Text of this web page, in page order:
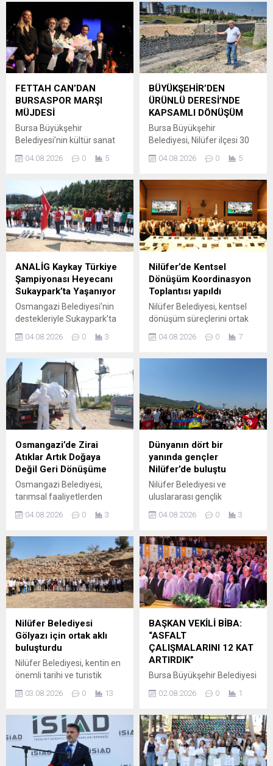
Gösterimleri” kapsamında
bu kez Veysel Karani
Mahallesi’nde kurulan dev
ekranda çocuklar ve aileleri
açık havada sinema keyfi
yaşadı. Osmangazi’de
yaşayan her kesimden
vatandaşa yönelik sosyal ve
kültürel etkinliklerini
Belediyesi, yaz tatilinde
çocukları sinemayla
buluşturmaya...
Deniz Dalgıç,
Mustafakemalpaşa
Belediye Başkanı Şükrü
Erdem, Harmancık Belediye
Başkanı Haşim Ali Arıkan
belediye meclis üyeleriyle
birlikte Heykel’deki Atatürk
Anıtı’nda CHP’den istifa
ederek YENİ Parti’ye geçti.
Heykel Atatürk Anıtı önünde
düzenlenen basın...
FETTAH CAN’DAN
BURSASPOR MARŞI
MÜJDESİ
Bursa Büyükşehir
Belediyesi’nin kültür sanat
vizyonunu yansıtan
Uluslararası Bursa
Bursalı sevilen sanatçı
Fettah Can, müzikseverlere
unutulmaz bir gece yaşattığı
konserde bir de sürprize
imza atarak Bursaspor için
özel bestelediği marşı ilk
kez söyledi. Büyükşehir
Belediyesi adına Bursa
Kültür Sanat ve Turizm
Vakfı (BKSTV) tarafından bu
yıl 64’üncüsü...
04.08.2026 0 5
BÜYÜKŞEHİR’DEN
ÜRÜNLÜ DERESİ’NDE
KAPSAMLI DÖNÜŞÜM
Bursa Büyükşehir
Belediyesi, Nilüfer ilçesi 30
Ağustos Zafer
Mahallesi’nde bulunan
çalışmasıyla eş zamanlı
olarak yol genişletme ve
çevre düzenlemesi
gerçekleştiriyor. Büyükşehir
Belediyesi, BUSKİ Genel
Müdürlüğü, Ulaşım Dairesi
Başkanlığı ile Park ve
Bahçeler Dairesi Başkanlığı
koordinasyonunda 30
Ağustos Zafer
Mahallesi’nde kapsamlı bir
dönüşüm hamlesi yürütüyor.
BUSKİ ekipleri, Ürünlü...
04.08.2026 0 5
ANALİG Kaykay Türkiye
Şampiyonası Heyecanı
Sukaypark’ta Yaşanıyor
Osmangazi Belediyesi’nin
destekleriyle Sukaypark’ta
Yıldızlar Ligi (ANALİG)
Şampiyonası’nda 12 ilden 99
genç sporcu, Türkiye
şampiyonluğu ve milli takım
yolunda önemli bir adım
atabilmek için kıyasıya
mücadele ediyor. Bursa’nın
önemli spor merkezlerinden
biri olan Sukaypark, bu kez
adrenalin ve heyecan dolu
kaykay yarışlarına ev
sahipliği yapıyor. Gençlik...
04.08.2026 0 3
Nilüfer’de Kentsel
Dönüşüm Koordinasyon
Toplantısı yapıldı
Nilüfer Belediyesi, kentsel
dönüşüm süreçlerini ortak
model oluşturmak amacıyla
katıldığı toplantıda, şeffaf
ve katılımcı bir yol haritası
ele alındı. Nilüfer Belediyesi,
kentsel dönüşüm
stratejilerini belirlemek ve
yol haritası oluşturmak
amacıyla Kentsel Dönüşüm
Koordinasyon Toplantısı...
04.08.2026 0 7
Osmangazi’de Zirai
Atıklar Artık Doğaya
Değil Geri Dönüşüme
Osmangazi Belediyesi,
tarımsal faaliyetlerden
kaynaklanan çevre kirliliğini
önlemek amacıyla kırsal
sulama ve ilaçlama su
dolum noktalarına zirai atık
dönüşüm konteynerleri
yerleştirerek, zirai ilaç
ambalajlarının güvenli
şekilde toplanmasını
sağlayacak çevreci
uygulamayı hayata geçirdi.
Osmangazi Belediyesi,
çevrenin korunması ve
sürdürülebilir tarımsal
üretimin desteklenmesi
amacıyla hayata geçirdiği
yenisini...
04.08.2026 0 3
Dünyanın dört bir
yanında gençler
Nilüfer’de buluştu
Nilüfer Belediyesi ve
uluslararası gençlik
organizasyonu AIESEC iş
birliğiyle düzenlenen “Top of
kampında, farklı ülkelerden
gelen değişim öğrencileri ve
Türk gençler Fadıllı’da bir
araya geldi. Nilüfer
Belediyesi ve AIESEC iş
birliğiyle hayata geçirilen
“Top of the Mountain (TOM)
26” kamp etkinliği, Nilüfer
Belediyesi Fadıllı Havacılık
ve...
04.08.2026 0 3
Nilüfer Belediyesi
Gölyazı için ortak aklı
buluşturdu
Nilüfer Belediyesi, kentin en
önemli tarihi ve turistik
Gölyazı için çalıştay
Panteleimon Kilisesi’ndeki
çalıştayda bölgenin
arkeolojik değerleri ve doğal
güzellikleriyle dünya
03.08.2026 0 13
BAŞKAN VEKİLİ BİBA:
“ASFALT
ÇALIŞMALARINI 12 KAT
ARTIRDIK”
Bursa Büyükşehir Belediyesi
göreve geldiği 10 Nisan’dan
dönemi işaret ederek “AK
Parti belediyeciliğine yakışır
bir vizyonla durmadan
çalışıyoruz. Yaz Spor
02.08.2026 0 1